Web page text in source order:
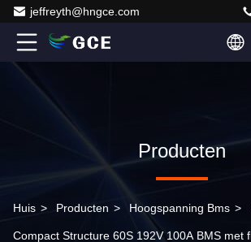
jeffreyth@hngce.com
Producten
Huis > Producten > Hoogspanning Bms >
Compact Structure 60S 192V 100A BMS met